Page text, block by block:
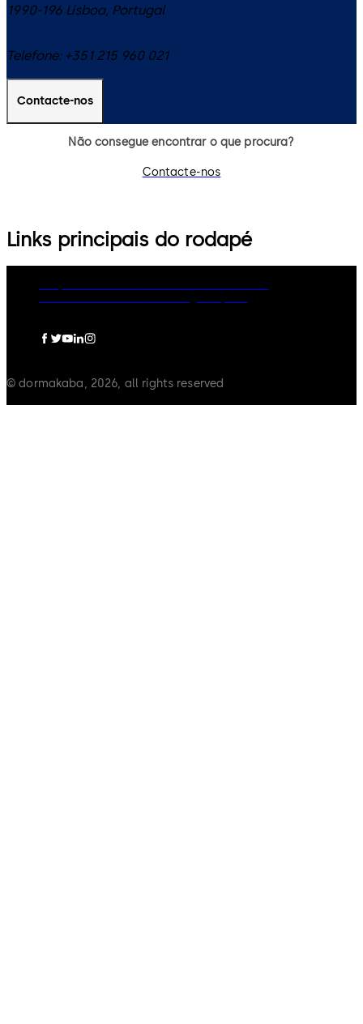
1990-196 Lisboa, Portugal
Telefone: +351 215 960 021
Contacte-nos
Não consegue encontrar o que procura?
Contacte-nos
Links principais do rodapé
© dormakaba, 2026, all rights reserved